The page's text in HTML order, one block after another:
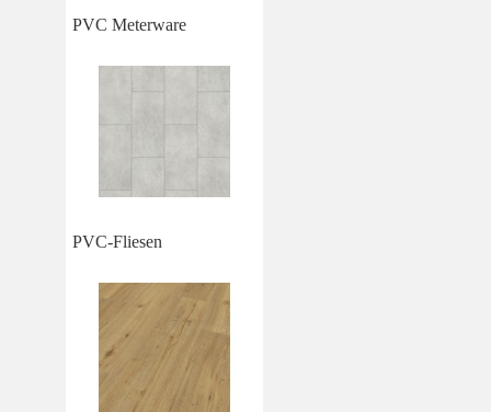
PVC Meterware
PVC-Fliesen